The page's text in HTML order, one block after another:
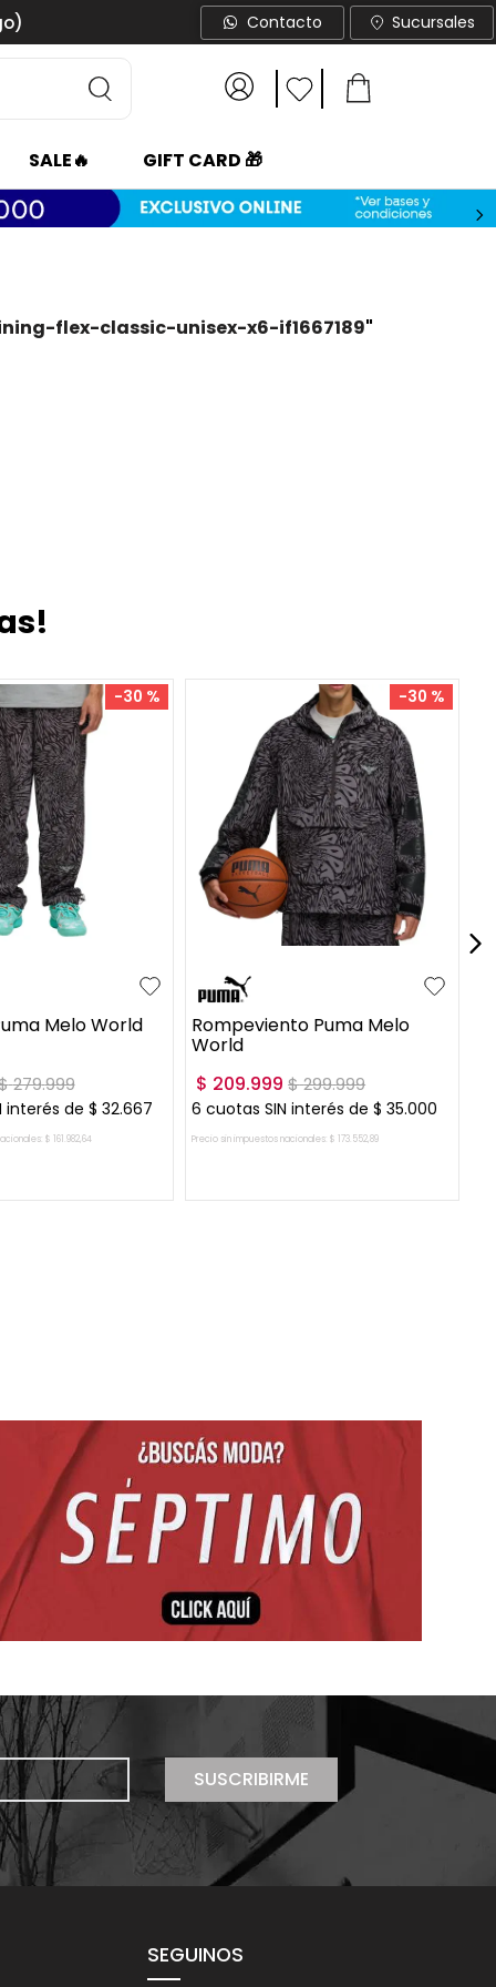
Contacto Sucursales
SALE🔥 GIFT CARD 🎁
flex-classic-unisex-x6-if1667189"
-30 %
XL XXL
Melo World
279.999
interés de $ 32.667
$ 161 982,64
-30 %
L XL
Rompeviento Puma Melo
World
$ 209.999 $299.999
6 cuotas SIN interés de$ 35.000
Precio sin impuestos nacionales: $ 173 552,89
SUSCRIBIRME
SEGUINOS